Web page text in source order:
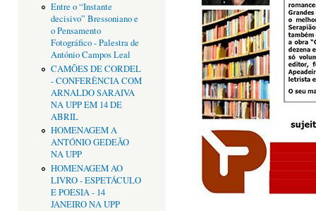
Entre o “Instante
decisivo” Bressoniano e
o Pensamento
Fotográfico - Palestra de
António Campos Leal
CAMÕES DE CORDEL
- CONFERÊNCIA COM
ARNALDO SARAIVA
NA UPP EM 14 DE
ABRIL
HOMENAGEM A
ANTÓNIO GEDEÃO
NA UPP
HOMENAGEM AO
LIVRO - ESPETÁCULO
E POESIA - 14
JANEIRO NA UPP